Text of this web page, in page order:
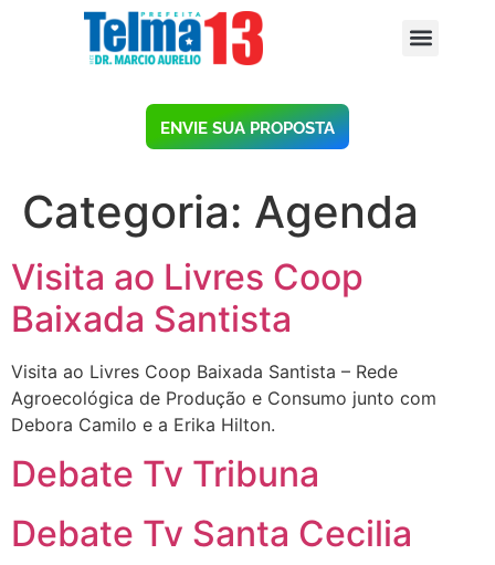
ENVIE SUA PROPOSTA
Categoria: Agenda
Visita ao Livres Coop
Baixada Santista
Visita ao Livres Coop Baixada Santista – Rede
Agroecológica de Produção e Consumo junto com
Debora Camilo e a Erika Hilton.
Debate Tv Tribuna
Debate Tv Santa Cecilia